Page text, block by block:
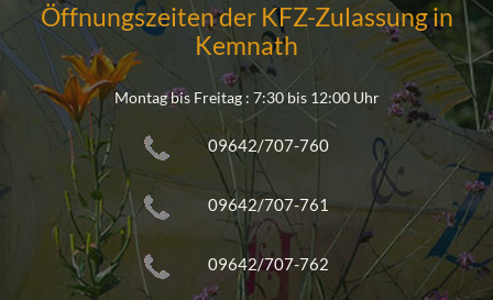
Öffnungszeiten der KFZ-Zulassung in
Kemnath
Montag bis Freitag : 7:30 bis 12:00 Uhr
09642/707-760
09642/707-761
09642/707-762